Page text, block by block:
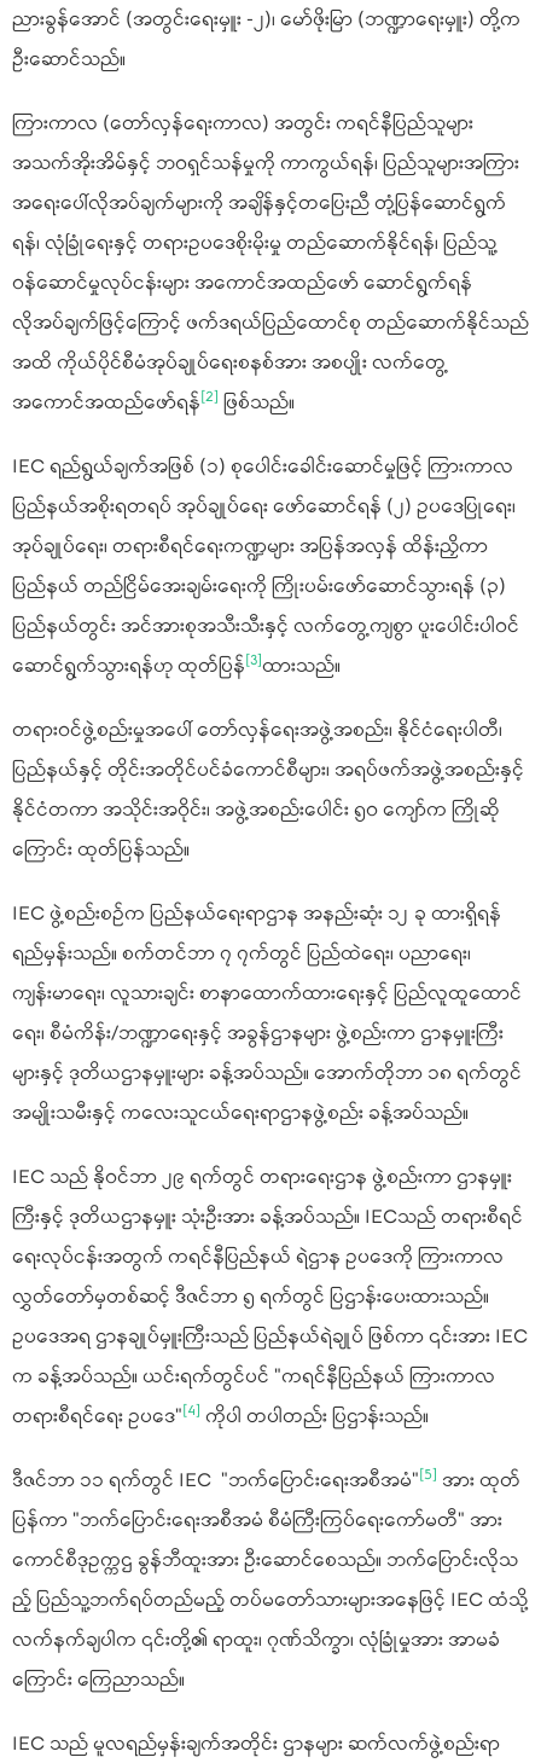
ညားခွန်အောင် (အတွင်းရေးမှူး -၂)၊ မော်ဖိုးမြာ (ဘဏ္ဍာရေးမှူး) တို့က
ဦးဆောင်သည်။
ကြားကာလ (တော်လှန်ရေးကာလ) အတွင်း ကရင်နီပြည်သူများ
အသက်အိုးအိမ်နှင့် ဘဝရှင်သန်မှုကို ကာကွယ်ရန်၊ ပြည်သူများအကြား
အရေးပေါ်လိုအပ်ချက်များကို အချိန်နှင့်တပြေးညီ တုံ့ပြန်ဆောင်ရွက်
ရန်၊ လုံခြုံရေးနှင့် တရားဥပဒေစိုးမိုးမှု တည်ဆောက်နိုင်ရန်၊ ပြည်သူ့
ဝန်ဆောင်မှုလုပ်ငန်းများ အကောင်အထည်ဖော် ဆောင်ရွက်ရန်
လိုအပ်ချက်ဖြင့်ကြောင့် ဖက်ဒရယ်ပြည်ထောင်စု တည်ဆောက်နိုင်သည်
အထိ ကိုယ်ပိုင်စီမံအုပ်ချုပ်ရေးစနစ်အား အစပျိုး လက်တွေ့
အကောင်အထည်ဖော်ရန်[2] ဖြစ်သည်။
IEC ရည်ရွယ်ချက်အဖြစ် (၁) စုပေါင်းခေါင်းဆောင်မှုဖြင့် ကြားကာလ
ပြည်နယ်အစိုးရတရပ် အုပ်ချုပ်ရေး ဖော်ဆောင်ရန် (၂) ဥပဒေပြုရေး၊
အုပ်ချုပ်ရေး၊ တရားစီရင်ရေးကဏ္ဍများ အပြန်အလှန် ထိန်းညှိကာ
ပြည်နယ် တည်ငြိမ်အေးချမ်းရေးကို ကြိုးပမ်းဖော်ဆောင်သွားရန် (၃)
ပြည်နယ်တွင်း အင်အားစုအသီးသီးနှင့် လက်တွေ့ကျစွာ ပူးပေါင်းပါဝင်
ဆောင်ရွက်သွားရန်ဟု ထုတ်ပြန်[3]ထားသည်။
တရားဝင်ဖွဲ့စည်းမှုအပေါ် တော်လှန်ရေးအဖွဲ့အစည်း၊ နိုင်ငံရေးပါတီ၊
ပြည်နယ်နှင့် တိုင်းအတိုင်ပင်ခံကောင်စီများ၊ အရပ်ဖက်အဖွဲ့အစည်းနှင့်
နိုင်ငံတကာ အသိုင်းအဝိုင်း၊ အဖွဲ့အစည်းပေါင်း ၅၀ ကျော်က ကြိုဆို
ကြောင်း ထုတ်ပြန်သည်။
IEC ဖွဲ့စည်းစဉ်က ပြည်နယ်ရေးရာဌာန အနည်းဆုံး ၁၂ ခု ထားရှိရန်
ရည်မှန်းသည်။ စက်တင်ဘာ ၇ ၇က်တွင် ပြည်ထဲရေး၊ ပညာရေး၊
ကျန်းမာရေး၊ လူသားချင်း စာနာထောက်ထားရေးနှင့် ပြည်လူထူထောင်
ရေး၊ စီမံကိန်း/ဘဏ္ဍာရေးနှင့် အခွန်ဌာနများ ဖွဲ့စည်းကာ ဌာနမှူးကြီး
များနှင့် ဒုတိယဌာနမှူးများ ခန့်အပ်သည်။ အောက်တိုဘာ ၁၈ ရက်တွင်
အမျိုးသမီးနှင့် ကလေးသူငယ်ရေးရာဌာနဖွဲ့စည်း ခန့်အပ်သည်။
IEC သည် နိုဝင်ဘာ ၂၉ ရက်တွင် တရားရေးဌာန ဖွဲ့စည်းကာ ဌာနမှူး
ကြီးနှင့် ဒုတိယဌာနမှူး သုံးဦးအား ခန့်အပ်သည်။ IECသည် တရားစီရင်
ရေးလုပ်ငန်းအတွက် ကရင်နီပြည်နယ် ရဲဌာန ဥပဒေကို ကြားကာလ
လွှတ်တော်မှတစ်ဆင့် ဒီဇင်ဘာ ၅ ရက်တွင် ပြဌာန်းပေးထားသည်။
ဥပဒေအရ ဌာနချုပ်မှူးကြီးသည် ပြည်နယ်ရဲချုပ် ဖြစ်ကာ ၎င်းအား IEC
က ခန့်အပ်သည်။ ယင်းရက်တွင်ပင် "ကရင်နီပြည်နယ် ကြားကာလ
တရားစီရင်ရေး ဥပဒေ"[4] ကိုပါ တပါတည်း ပြဌာန်းသည်။
ဒီဇင်ဘာ ၁၁ ရက်တွင် IEC "ဘက်ပြောင်းရေးအစီအမံ"[5] အား ထုတ်
ပြန်ကာ "ဘက်ပြောင်းရေးအစီအမံ စီမံကြီးကြပ်ရေးကော်မတီ" အား
ကောင်စီဒုဥက္ကဌ ခွန်ဘီထူးအား ဦးဆောင်စေသည်။ ဘက်ပြောင်းလိုသ
ည့် ပြည်သူ့ဘက်ရပ်တည်မည့် တပ်မတော်သားများအနေဖြင့် IEC ထံသို့
လက်နက်ချပါက ၎င်းတို့၏ ရာထူး၊ ဂုဏ်သိက္ခာ၊ လုံခြုံမှုအား အာမခံ
ကြောင်း ကြေညာသည်။
IEC သည် မူလရည်မှန်းချက်အတိုင်း ဌာနများ ဆက်လက်ဖွဲ့စည်းရာ